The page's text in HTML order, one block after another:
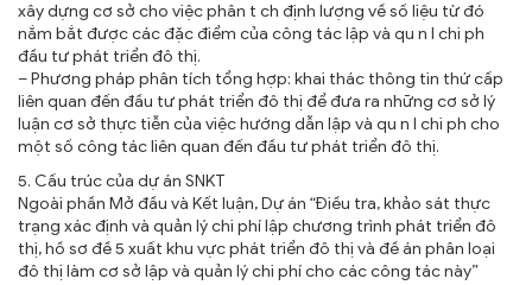
xây dựng cơ sở cho việc phân t ch định lượng về số liệu từ đó
nắm bắt được các đặc điểm của công tác lập và qu n l chi ph
đầu tư phát triển đô thị.
– Phương pháp phân tích tổng hợp: khai thác thông tin thứ cấp
liên quan đến đầu tư phát triển đô thị để đưa ra những cơ sở lý
luận cơ sở thực tiễn của việc hướng dẫn lập và qu n l chi ph cho
một số công tác liên quan đến đầu tư phát triển đô thị.
5. Cấu trúc của dự án SNKT
Ngoài phần Mở đầu và Kết luận, Dự án “Điều tra, khảo sát thực
trạng xác định và quản lý chi phí lập chương trình phát triển đô
thị, hồ sơ đề 5 xuất khu vực phát triển đô thị và đề án phân loại
đô thị làm cơ sở lập và quản lý chi phí cho các công tác này”